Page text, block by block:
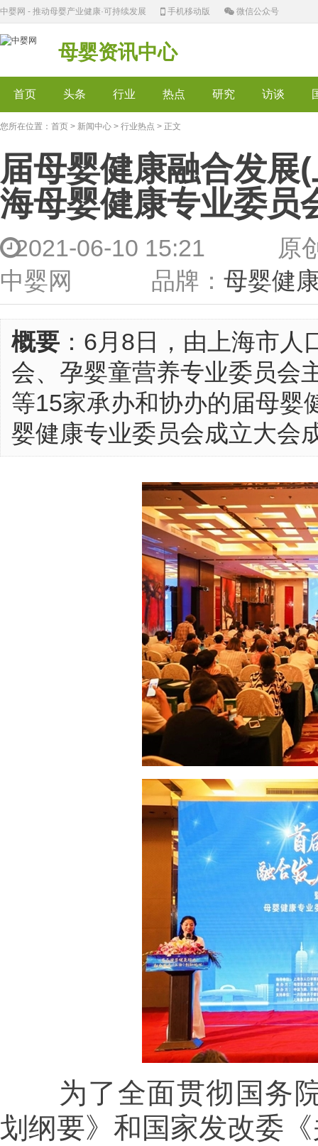
中婴网 - 推动母婴产业健康·可持续发展 手机移动版 微信公众号
母婴资讯中心
首页 头条 行业 热点 研究 访谈
您所在位置： 首页 > 新闻中心 > 行业热点 > 正文
届母婴健康融合发展
海母婴健康专业委员
2021-06-10 15:21 原创
中婴网 品牌： 母婴健
概要 ：6月8日，由上海市
会、孕婴童营养专业委员会
等15家承办和协办的届母婴
婴健康专业委员会成立大会
为了全面贯彻国务院
划纲要》和国家发改委